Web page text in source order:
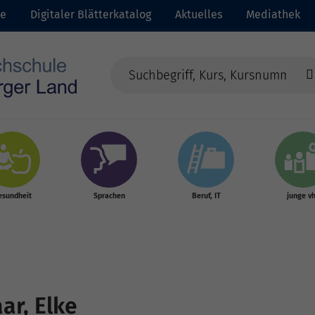
Digitaler Blätterkatalog Aktuelles Mediathek
Sprachen Beruf, IT junge
Elke